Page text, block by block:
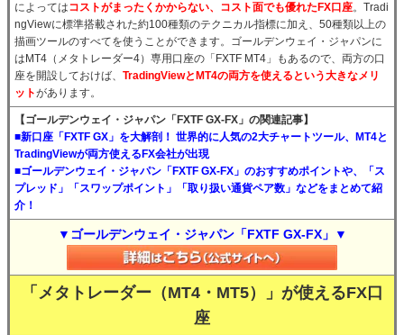
によってはコストがまったくかからない、コスト面でも優れたFX口座。Tradi
ngViewに標準搭載された約100種類のテクニカル指標に加え、50種類以上の
描画ツールのすべてを使うことができます。ゴールデンウェイ・ジャパンに
はMT4（メタトレーダー4）専用口座の「FXTF MT4」もあるので、両方の口
座を開設しておけば、 TradingViewとMT4の両方を使えるという大きなメリ
ットがあります。
【ゴールデンウェイ・ジャパン「FXTF GX-FX」の関連記事】
■新口座「FXTF GX」を大解剖！ 世界的に人気の2大チャートツール、MT4と
TradingViewが両方使えるFX会社が出現
■ゴールデンウェイ・ジャパン「FXTF GX-FX」のおすすめポイントや、「ス
プレッド」「スワップポイント」「取り扱い通貨ペア数」などをまとめて紹
介！
▼ゴールデンウェイ・ジャパン「FXTF GX-FX」▼
「メタトレーダー（MT4・MT5）」が使えるFX口
座